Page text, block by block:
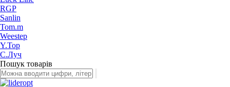
RGP
Sanlin
Tom.m
Weestep
Y.Top
С.Луч
Пошук товарів